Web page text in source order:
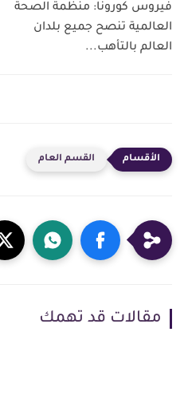
فيروس كورونا: منظمة الصحة
العالمية تنصح جميع بلدان
العالم بالتأهب...
القسم العام
مقالات قد تهمك